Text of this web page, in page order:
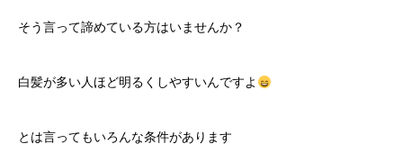
そう言って諦めている方はいませんか？
白髪が多い人ほど明るくしやすいんですよ
とは言ってもいろんな条件があります